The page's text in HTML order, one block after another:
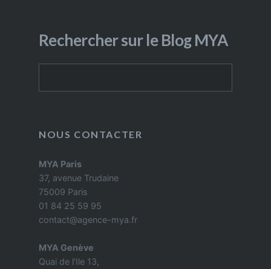
Rechercher sur le Blog MYA
NOUS CONTACTER
MYA Paris
37, avenue Trudaine
75009 Paris
01 84 25 59 95
contact@agence-mya.fr
MYA Genève
Quai de l'Ile 13,